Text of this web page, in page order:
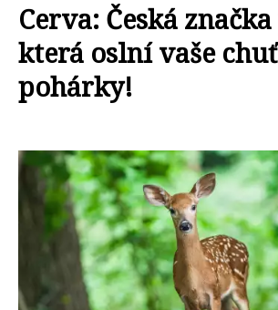
Cerva: Česká
která oslní vaše
pohárky!